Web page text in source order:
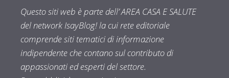
Questo siti web è parte dell’ AREA CASA E SALUTE
del network IsayBlog! la cui rete editoriale
comprende siti tematici di informazione
indipendente che contano sul contributo di
appassionati ed esperti del settore.